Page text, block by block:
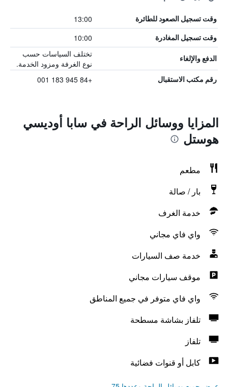
وقت تسجيل الصعود للطائرة 13:00
وقت تسجيل المغادرة 10:00
الدفع والإلغاء
تختلف السياسات حسب
نوع الغرفة ومزود الخدمة.
رقم مكتب الاستقبال +84 945 183 001
المزايا ووسائل الراحة في سابا أوديسي
هوستل
مطعم
بار / صالة
خدمة الغرف
واي فاي مجاني
خدمة صف السيارات
موقف سيارات مجاني
واي فاي متوفر في جميع المناطق
تلفاز بشاشة مسطحة
تلفاز
كابل أو قنوات فضائية